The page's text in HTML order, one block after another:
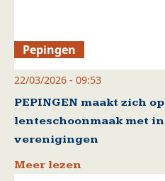
Pepingen
22/03/2026 - 09:53
PEPINGEN maakt zich
lenteschoonmaak met
verenigingen
Meer lezen